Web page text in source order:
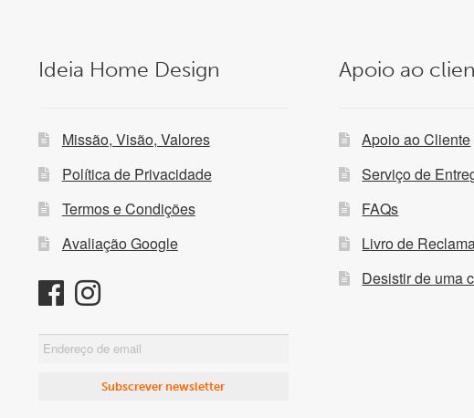
Ideia Home Design
Missão, Visão, Valores
Política de Privacidade
Termos e Condições
Avaliação Google
Apoio ao
Apoio ao Cliente
Serviço de
FAQs
Livro de
Desistir de uma